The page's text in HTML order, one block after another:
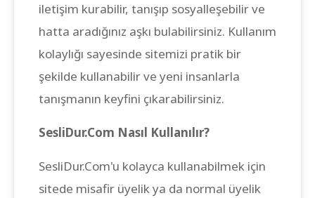
iletişim kurabilir, tanışıp sosyalleşebilir ve
hatta aradığınız aşkı bulabilirsiniz. Kullanım
kolaylığı sayesinde sitemizi pratik bir
şekilde kullanabilir ve yeni insanlarla
tanışmanın keyfini çıkarabilirsiniz.
SesliDur.Com Nasıl Kullanılır?
SesliDur.Com'u kolayca kullanabilmek için
sitede misafir üyelik ya da normal üyelik